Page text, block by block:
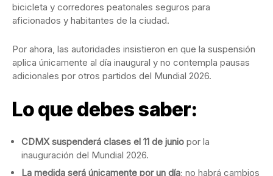
bicicleta y corredores peatonales seguros para
aficionados y habitantes de la ciudad.
Por ahora, las autoridades insistieron en que la suspensión
aplica únicamente al día inaugural y no contempla pausas
adicionales por otros partidos del Mundial 2026.
Lo que debes saber:
CDMX suspenderá clases el 11 de junio por la
inauguración del Mundial 2026.
La medida será únicamente por un día; no habrá cambios